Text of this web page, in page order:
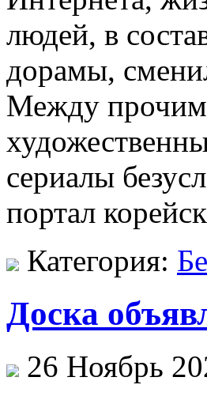
людей, в
дорамы,
Между
сериалы
портал
Категория:
Доска
26 Ноябрь